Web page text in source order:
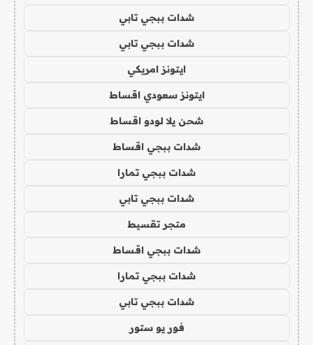
شدات ببجي تابي
شدات ببجي تابي
ايتونز امريكي
ايتونز سعودي اقساط
شحن يلا لودو اقساط
شدات ببجي اقساط
شدات ببجي تمارا
شدات ببجي تابي
متجر تقسيط
شدات ببجي اقساط
شدات ببجي تمارا
شدات ببجي تابي
فور يو ستور